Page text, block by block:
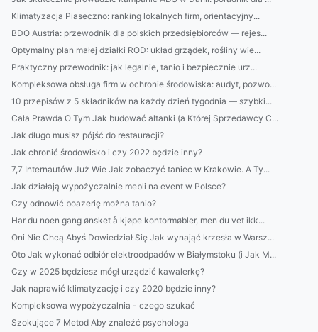
Klimatyzacja Piaseczno: ranking lokalnych firm, orientacyjny...
BDO Austria: przewodnik dla polskich przedsiębiorców — rejes...
Optymalny plan małej działki ROD: układ grządek, rośliny wie...
Praktyczny przewodnik: jak legalnie, tanio i bezpiecznie urz...
Kompleksowa obsługa firm w ochronie środowiska: audyt, pozwo...
10 przepisów z 5 składników na każdy dzień tygodnia — szybki...
Cała Prawda O Tym Jak budować altanki (a Której Sprzedawcy C...
Jak długo musisz pójść do restauracji?
Jak chronić środowisko i czy 2022 będzie inny?
7,7 Internautów Już Wie Jak zobaczyć taniec w Krakowie. A Ty...
Jak działają wypożyczalnie mebli na event w Polsce?
Czy odnowić boazerię można tanio?
Har du noen gang ønsket å kjøpe kontormøbler, men du vet ikk...
Oni Nie Chcą Abyś Dowiedział Się Jak wynająć krzesła w Warsz...
Oto Jak wykonać odbiór elektroodpadów w Białymstoku (i Jak M...
Czy w 2025 będziesz mógł urządzić kawalerkę?
Jak naprawić klimatyzację i czy 2020 będzie inny?
Kompleksowa wypożyczalnia - czego szukać
Szokujące 7 Metod Aby znaleźć psychologa